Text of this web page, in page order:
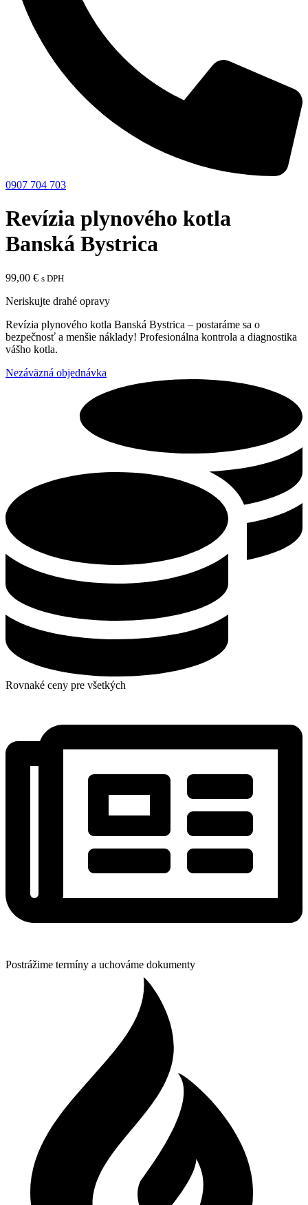
0907 704 703
Revízia plynového kotla
Banská Bystrica
99,00 € s DPH
Neriskujte drahé opravy
Revízia plynového kotla Banská Bystrica – postaráme sa o
bezpečnosť a menšie náklady! Profesionálna kontrola a diagnostika
vášho kotla.
Nezáväzná objednávka
Rovnaké ceny pre všetkých
Postrážime termíny a uchováme dokumenty